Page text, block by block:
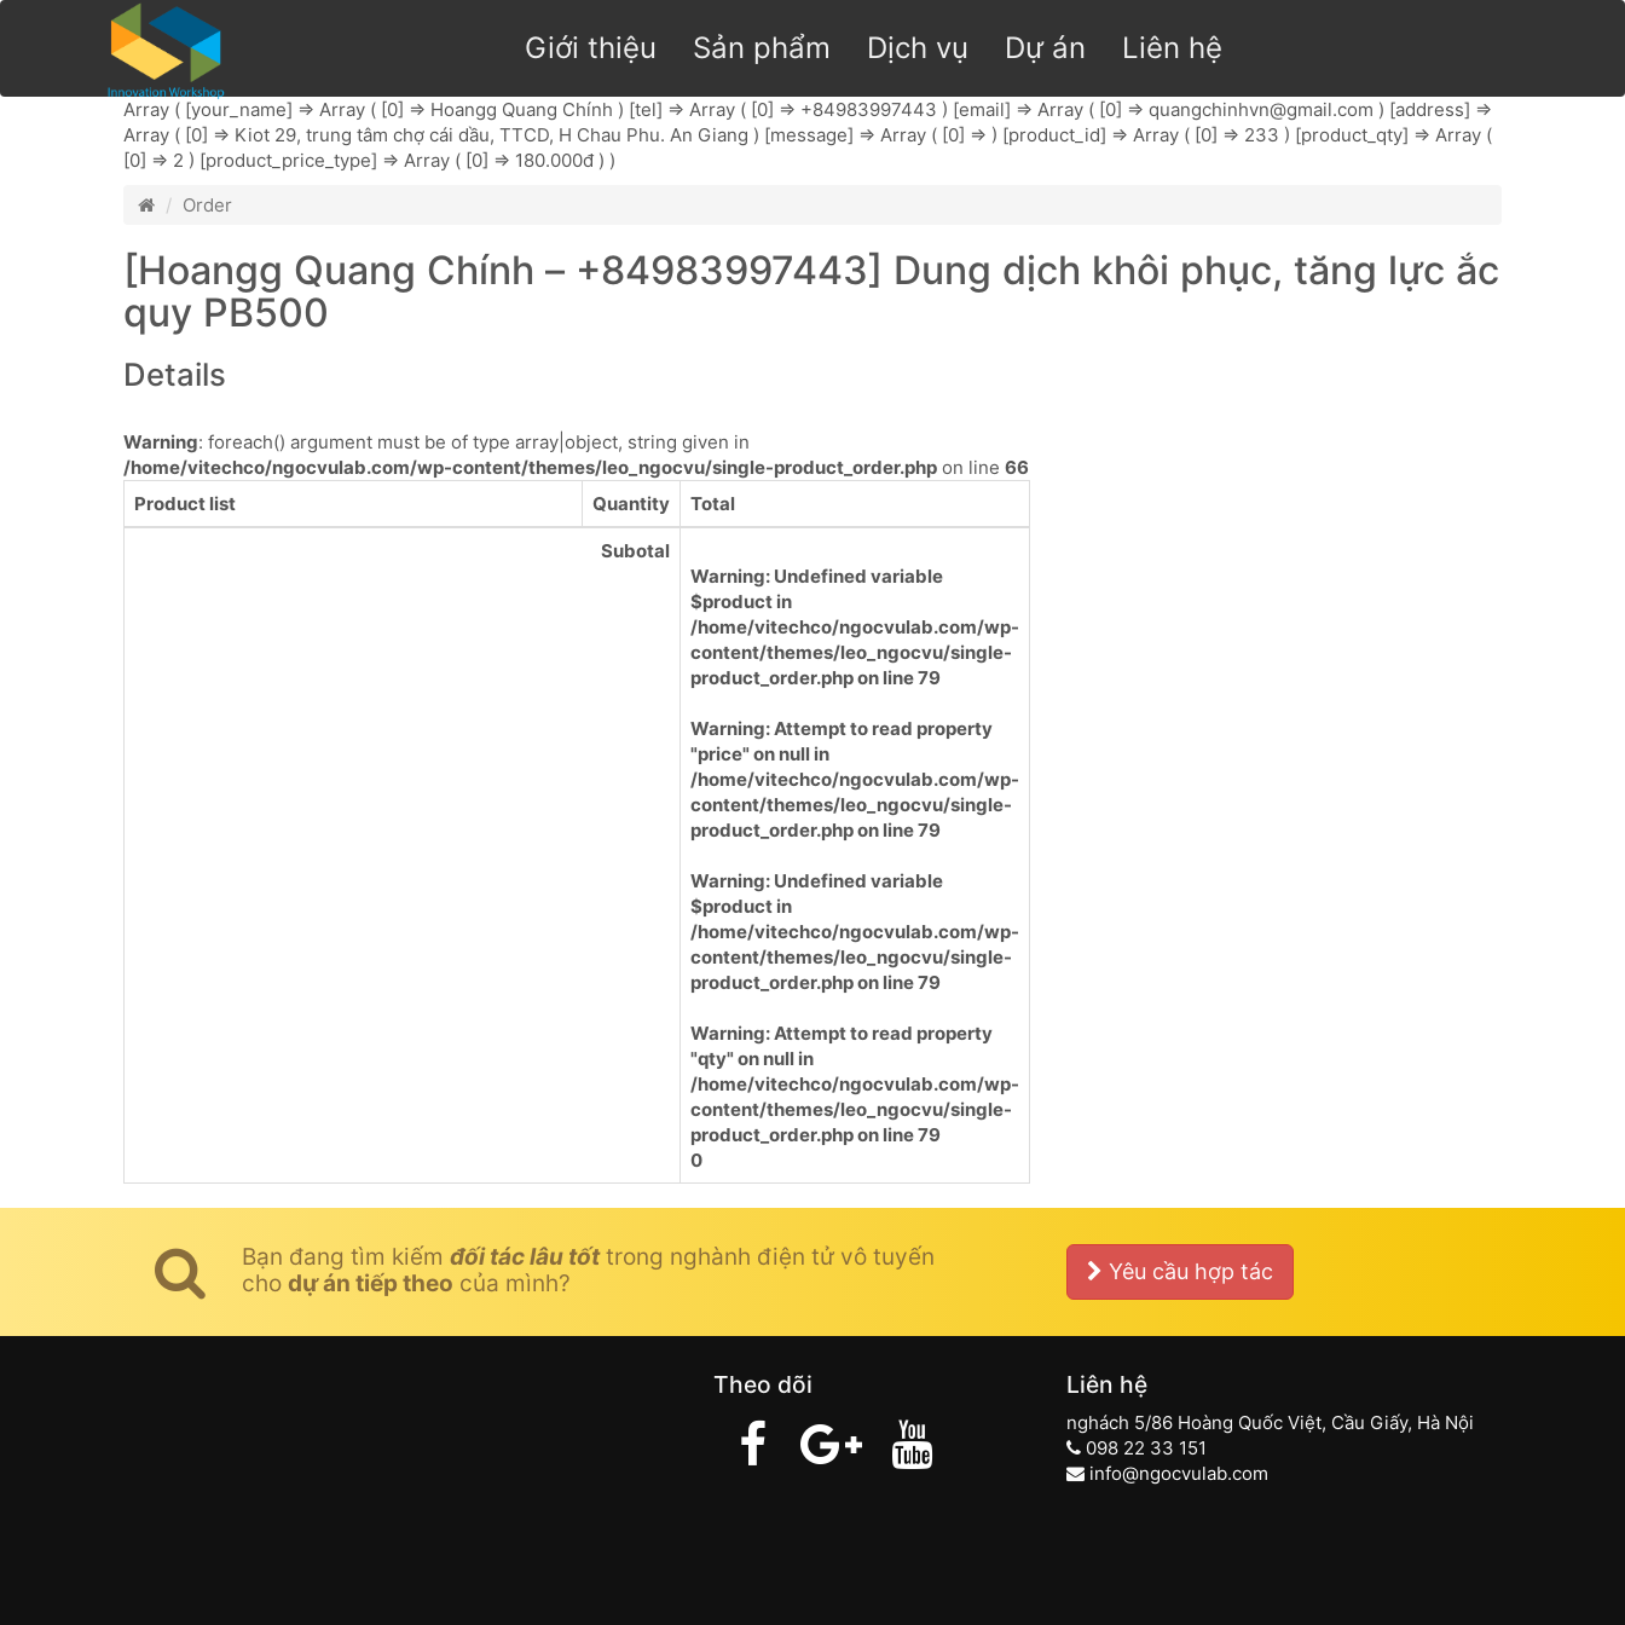
Giới thiệu Sản phẩm Dịch vụ Dự án Liên hệ
Array ( [your_name] => Array ( [0] => Hoangg Quang Chính ) [tel] => Array ( [0] => +84983997443 ) [email] => Array ( [0] => quangchinhvn@gmail.com ) [address] =>
Array ( [0] => Kiot 29, trung tâm chợ cái dầu, TTCD, H Chau Phu. An Giang ) [message] => Array ( [0] => ) [product_id] => Array ( [0] => 233 ) [product_qty] => Array (
[0] => 2 ) [product_price_type] => Array ( [0] => 180.000đ ) )
Order
[Hoangg Quang Chính – +84983997443] Dung dịch khôi phục, tăng lực ắc
quy PB500
Details
Warning: foreach() argument must be of type array|object, string given in
/home/vitechco/ngocvulab.com/wp-content/themes/leo_ngocvu/single-product_order.php on line 66
Product list
Quantity Total
Subotal
Warning: Undefined variable
$product in
/home/vitechco/ngocvulab.com/wp-
content/themes/leo_ngocvu/single-
product_order.phpon line79
Warning: Attempt to read property
"price" on null in
/home/vitechco/ngocvulab.com/wp-
content/themes/leo_ngocvu/single-
product_order.phpon line79
Warning: Undefined variable
$product in
/home/vitechco/ngocvulab.com/wp-
content/themes/leo_ngocvu/single-
product_order.phpon line79
Warning: Attempt to read property
"qty" on null in
/home/vitechco/ngocvulab.com/wp-
content/themes/leo_ngocvu/single-
product_order.phpon line79
0
Bạn đang tìm kiếm đối tác lâu tốttrong nghành điện tử vô tuyến
cho dự án tiếp theo của mình? Yêu cầu hợp tác
Theo dõi Liên hệ
nghách 5/86 Hoàng Quốc Việt, Cầu Giấy, Hà Nội
098 22 33 151
info@ngocvulab.com